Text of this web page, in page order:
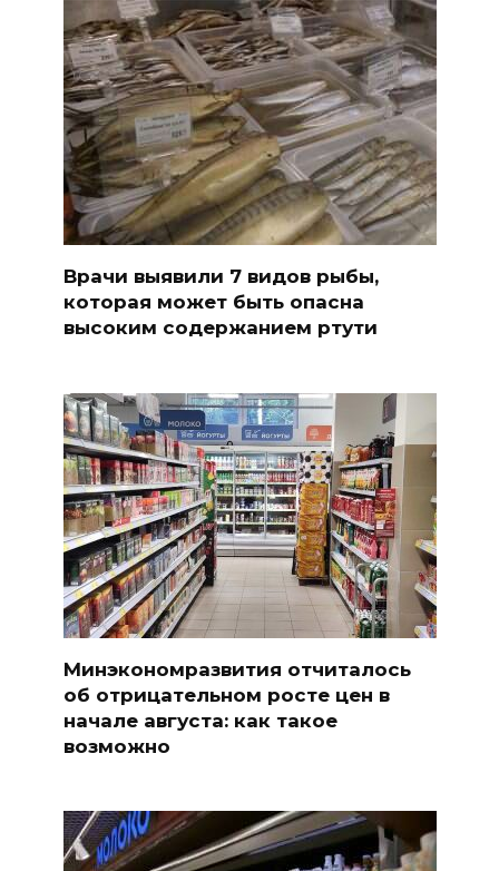
Врачи выявили 7 видов рыбы,
которая может быть опасна
высоким содержанием ртути
Минэкономразвития отчиталось
об отрицательном росте цен в
начале августа: как такое
возможно